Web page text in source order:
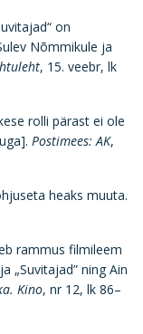
on
Nõmmikule ja
, 15. veebr, lk
rolli pärast ei ole
Postimees: AK,
heaks muuta.
rammus filmileem
„Suvitajad” ning Ain
Kino, nr 12, lk 86–